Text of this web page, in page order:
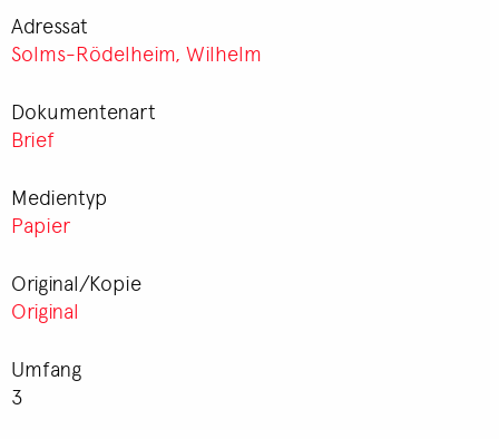
Adressat
Solms-Rödelheim, Wilhelm
Dokumentenart
Brief
Medientyp
Papier
Original/Kopie
Original
Umfang
3